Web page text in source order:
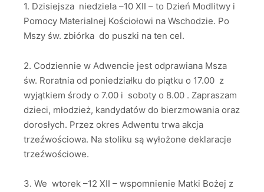
1. Dzisiejsza niedziela –10 XII – to Dzień Modlitwy i
Pomocy Materialnej Kościołowi na Wschodzie. Po
Mszy św. zbiórka do puszki na ten cel.
2. Codziennie w Adwencie jest odprawiana Msza
św. Roratnia od poniedziałku do piątku o 17.00 z
wyjątkiem środy o 7.00 i soboty o 8.00 . Zapraszam
dzieci, młodzież, kandydatów do bierzmowania oraz
dorosłych. Przez okres Adwentu trwa akcja
trzeźwościowa. Na stoliku są wyłożone deklaracje
trzeźwościowe.
3. We wtorek –12 XII – wspomnienie Matki Bożej z